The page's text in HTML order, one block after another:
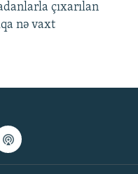
çıxarılan
nə vaxt